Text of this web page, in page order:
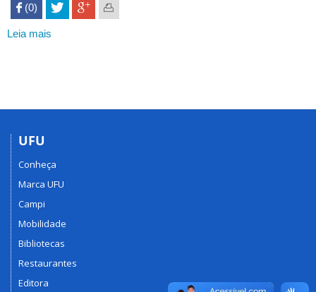
 (0)
Leia mais
UFU
Conheça
Marca UFU
Campi
Mobilidade
Bibliotecas
Restaurantes
Editora